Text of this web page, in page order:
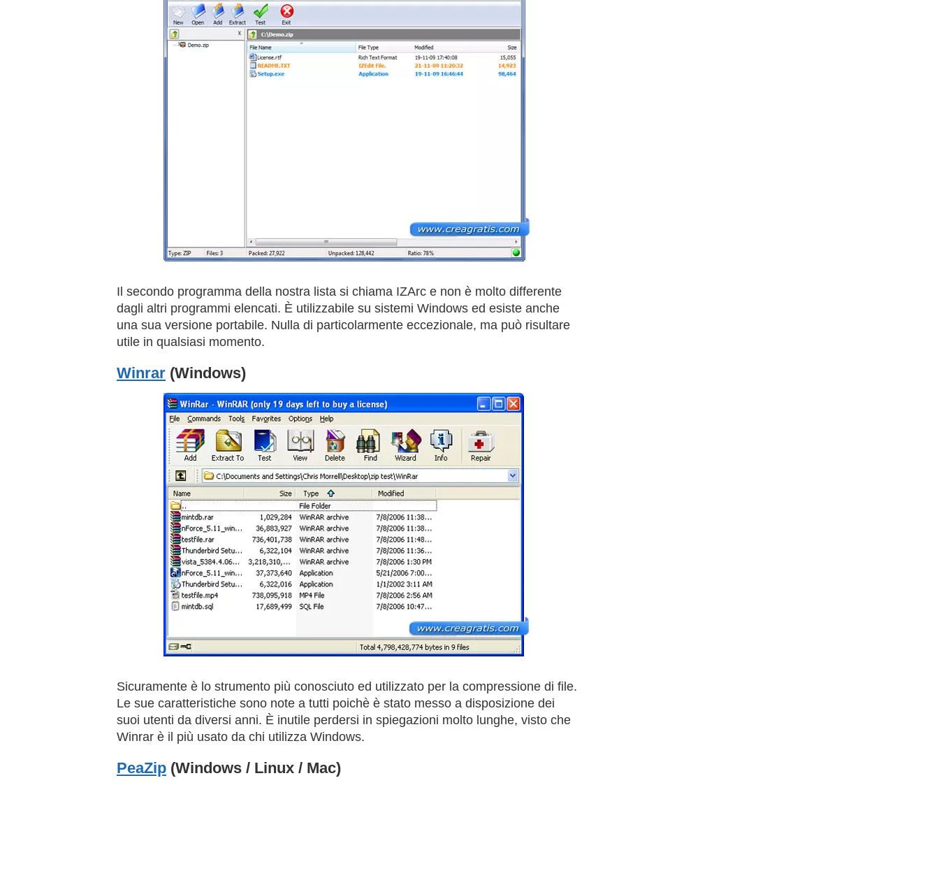
Il secondo programma della nostra lista si chiama IZArc e non è molto differente
dagli altri programmi elencati. È utilizzabile su sistemi Windows ed esiste anche
una sua versione portabile. Nulla di particolarmente eccezionale, ma può risultare
utile in qualsiasi momento.
Winrar (Windows)
Sicuramente è lo strumento più conosciuto ed utilizzato per la compressione di file.
Le sue caratteristiche sono note a tutti poichè è stato messo a disposizione dei
suoi utenti da diversi anni. È inutile perdersi in spiegazioni molto lunghe, visto che
Winrar è il più usato da chi utilizza Windows.
PeaZip (Windows / Linux / Mac)